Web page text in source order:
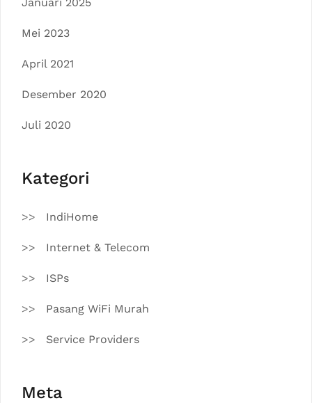
Mei 2023
April 2021
Desember 2020
Juli 2020
Kategori
IndiHome
Internet & Telecom
ISPs
Pasang WiFi Murah
Service Providers
Meta